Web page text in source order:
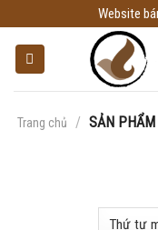
to
content
Website
Trang chủ / SẢN PHẨM